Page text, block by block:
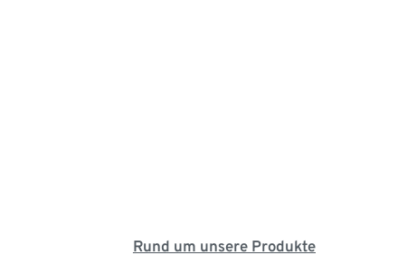
Rund um unsere Produkte